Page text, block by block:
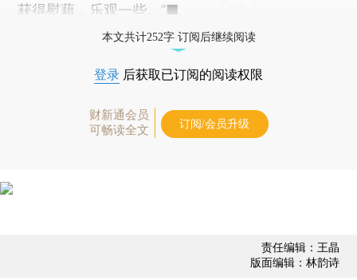
获得慰藉，乐观一些。”■
本文共计252字 订阅后继续阅读
登录 后获取已订阅的阅读权限
财新通会员
可畅读全文
订阅/会员升级
责任编辑：王晶
版面编辑：林韵诗